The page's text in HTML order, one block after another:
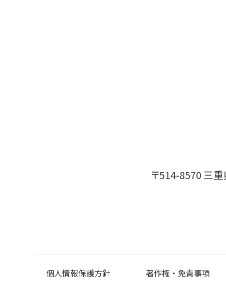
〒514-8570 三
個人情報保護方針 著作権・免責事項